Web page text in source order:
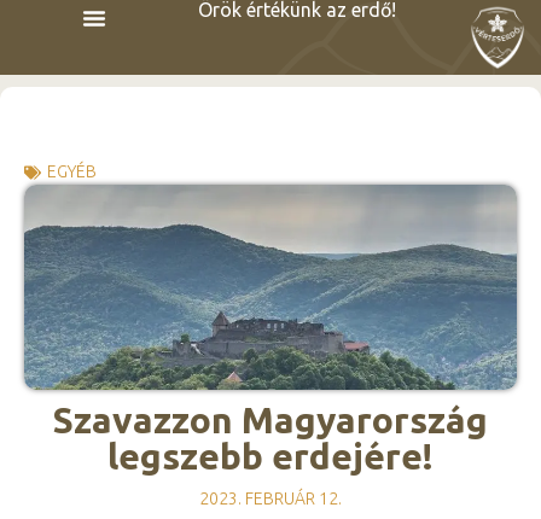
Örök értékünk az erdő!
EGYÉB
Szavazzon Magyarország
legszebb erdejére!
2023. FEBRUÁR 12.